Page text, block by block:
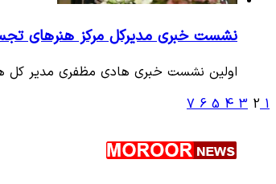
نشست خبری مدیرکل مرکز هنرهای
اولین نشست خبری هادی مظفری مدیر کل
1
2
3
4
5
6
7